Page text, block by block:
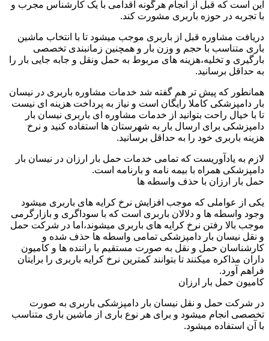
این است که قبل از انجام هرگونه اقدامی با یک کارشناس مجرب و
با تجربه در حوزه باربری مشورت کند.
دریافت مشاوره قبل از باربری موجب میشود تا با انتخاب ماشین
باری متناسب با حجم و وزن بار و همچنین زمانبندی تخصصی
بارگیری و تخلیه،هزینه های مربوط به حمل ونقل و جابه جایی بار را
به حداقل برسانید.
همانطور که پیش تر هم گفته شد خدمات مشاوره باربری در نیسان
بار دامپزشکی کاملا رایگان است و نیاز به پرداخت هزینه ای نیست
تا با خیال راحت بتوانید از خدمات مشاوره ای باربری نیسان بار
دامپزشکی برای ارسال بار به شهرستان ها استفاده کنید و نرخ
هزینه باربری خود را به حداقل برسانید.
لازم به یادآوریست که تمامی خدمات حمل بار ارزان در نیسان بار
دامپزشکی همراه با بیمه نامه و بارنامه است.
حمل بار ارزان با حذف واسطه ها
یکی از عواملی که موجب افزایش نرخ کرایه های باربری میشود
وجود واسطه ها و دلالان باربری است که با سوداگری و بازارگرمی
موجب بالا رفتن نرخ کرایه های باربری میشوند،اما در شرکت حمل
و نقل نیسان بار دامپزشکی تمامی واسطه ها حذف شده و
کارشناسان حمل و نقل به صورت مستقیم با راننده ها و کامیون
داران مذاکره میکنند تا بتوانند کمترین نرخ کرایه باربری را برایتان
فراهم آورد.
کامیون حمل بار ارزان
در شرکت حمل و نقل نیسان بار دامپزشکی باربری به صورت
تخصصی انجام میشود و برای هر نوع باری از ماشین باری متناسب
با آن استفاده میشود.